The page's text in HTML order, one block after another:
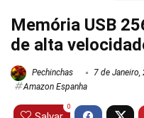
Memória USB
de alta
Pechinchas 7 de Janeiro,
Amazon Espanha
0